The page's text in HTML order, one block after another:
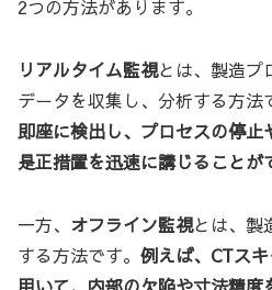
2つの方法があります。
リアルタイム監視とは、製造プ
データを収集し、分析する方法
即座に検出し、プロセスの停止
是正措置を迅速に講じることが
一方、 オフライン監視とは、製
する方法です。 例えば、CTス
用いて、内部の欠陥や寸法精度